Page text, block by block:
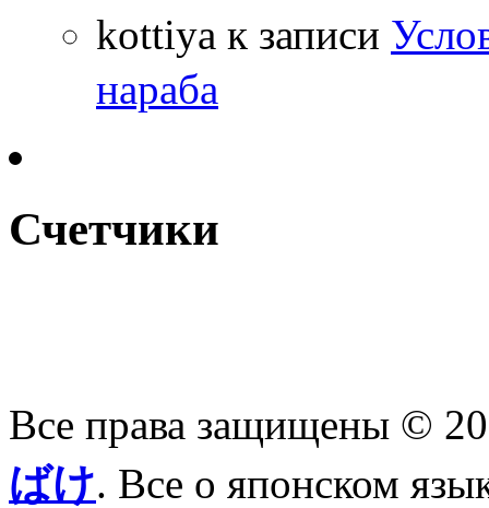
kottiya к записи
нараба
Счетчики
Все права защищены ©
ばけ. Все о японском